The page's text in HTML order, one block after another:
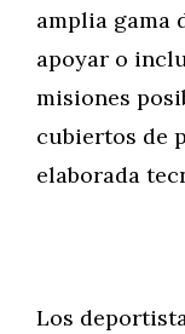
amplia gama
apoyar o
misiones
cubiertos de
elaborada
Los